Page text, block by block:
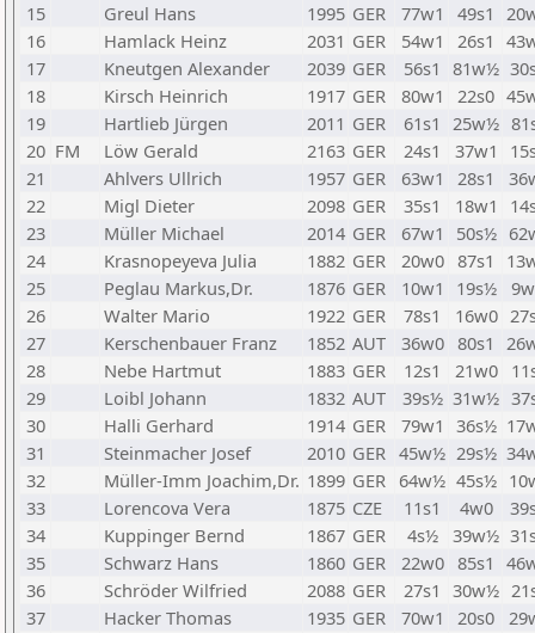
15
Greul Hans 1995 GER 77w1 49s1
16
Hamlack Heinz 2031 GER 54w1 26s1
17
Kneutgen Alexander 2039 GER 56s1 81w½
18
Kirsch Heinrich 1917 GER 80w1 22s0
19
Hartlieb Jürgen 2011 GER 61s1 25w½
20 FM Löw Gerald 2163 GER 24s1 37w1
21
Ahlvers Ullrich 1957 GER 63w1 28s1
22
Migl Dieter 2098 GER 35s1 18w1
23
Müller Michael 2014 GER 67w1 50s½
24
Krasnopeyeva Julia 1882 GER 20w0 87s1
25
Peglau Markus,Dr. 1876 GER 10w1 19s½
26
Walter Mario 1922 GER 78s1 16w0
27
Kerschenbauer Franz 1852 AUT 36w0 80s1
28
Nebe Hartmut 1883 GER 12s1 21w0
29
Loibl Johann 1832 AUT 39s½ 31w½
30
Halli Gerhard 1914 GER 79w1 36s½
31
Steinmacher Josef 2010 GER 45w½ 29s½
32
Müller-Imm Joachim,Dr. 1899 GER 64w½ 45s½
33
Lorencova Vera 1875 CZE 11s1 4w0
34
Kuppinger Bernd 1867 GER 4s½ 39w½
35
Schwarz Hans 1860 GER 22w0 85s1
36
Schröder Wilfried 2088 GER 27s1 30w½
37
Hacker Thomas 1935 GER 70w1 20s0